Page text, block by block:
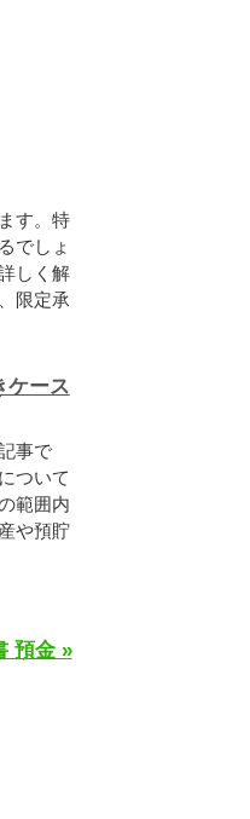
す。特
でしょ
しく解
限定承
ケース
事で
ついて
範囲内
や預貯
預金 »